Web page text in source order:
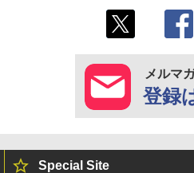
メルマ
登録
Special Site